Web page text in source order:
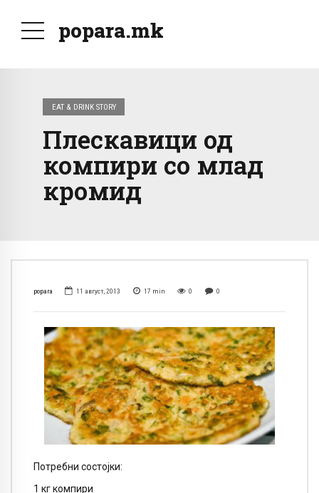
popara.mk
EAT & DRINK STORY
Плескавици од
компири со млад
кромид
popara 11 август, 2013 17 min 0 0
Потребни состојки:
1 кг компири